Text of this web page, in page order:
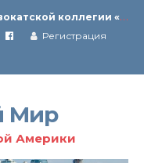
Ю
ридические услуги адвокатской коллегии «Эли Гервиц»: полное сопровождение на всех этапах
Регистрация
Мир
Америки